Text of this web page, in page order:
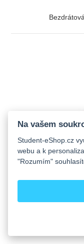
Na vašem
Student-eShop.cz
webu a k
"Rozumím"